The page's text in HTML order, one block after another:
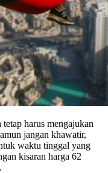
harus mengajukan
jangan khawatir,
waktu tinggal yang
kisaran harga 62